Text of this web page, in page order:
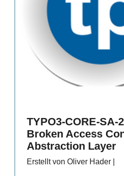
TYPO3-CORE-SA-
Broken Access
Abstraction Layer
Erstellt von Oliver Hader |